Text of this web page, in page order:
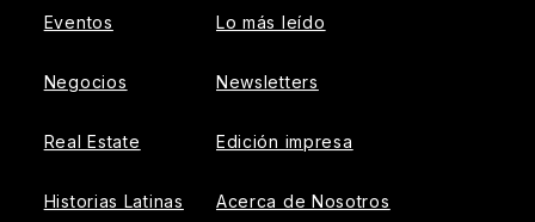
Eventos
Negocios
Real Estate
Historias Latinas
Lo más leído
Newsletters
Edición impresa
Acerca de Nosotros